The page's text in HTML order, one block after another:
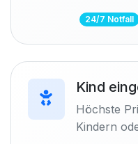
24/7 Notfall
Kind
Höchste
Kindern